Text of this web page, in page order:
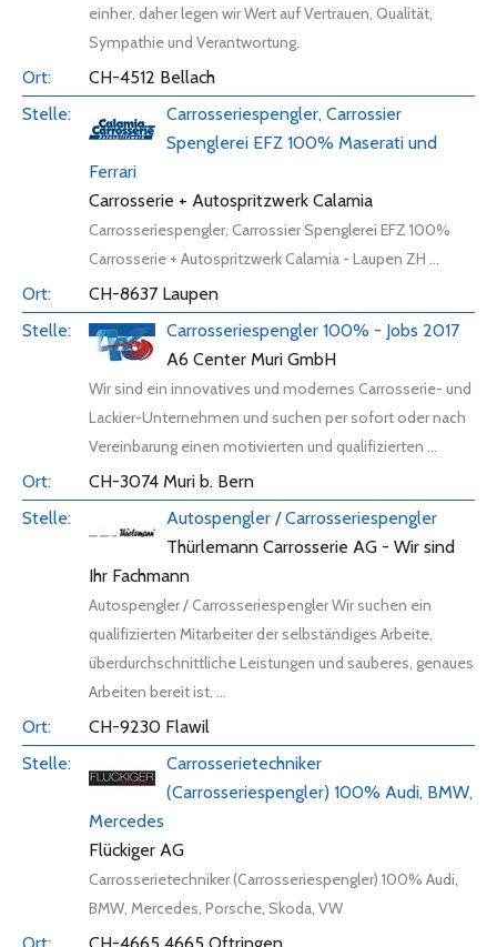
einher, daher legen wir Wert auf Vertrauen, Qualität,
Sympathie und Verantwortung.
CH-4512 Bellach
Carrosseriespengler, Carrossier
Spenglerei EFZ 100% Maserati und
Ferrari
Carrosserie + Autospritzwerk Calamia
Carrosseriespengler, Carrossier Spenglerei EFZ 100%
Carrosserie + Autospritzwerk Calamia - Laupen ZH ...
CH-8637 Laupen
Carrosseriespengler 100% - Jobs 2017
A6 Center Muri GmbH
Wir sind ein innovatives und modernes Carrosserie- und
Lackier-Unternehmen und suchen per sofort oder nach
Vereinbarung einen motivierten und qualifizierten ...
CH-3074 Muri b. Bern
Autospengler / Carrosseriespengler
Thürlemann Carrosserie AG - Wir sind
Ihr Fachmann
Autospengler / Carrosseriespengler Wir suchen ein
qualifizierten Mitarbeiter der selbständiges Arbeite,
überdurchschnittliche Leistungen und sauberes, genaues
Arbeiten bereit ist. ...
CH-9230 Flawil
Carrosserietechniker
(Carrosseriespengler) 100% Audi, BMW,
Mercedes
Flückiger AG
Carrosserietechniker (Carrosseriespengler) 100% Audi,
BMW, Mercedes, Porsche, Skoda, VW